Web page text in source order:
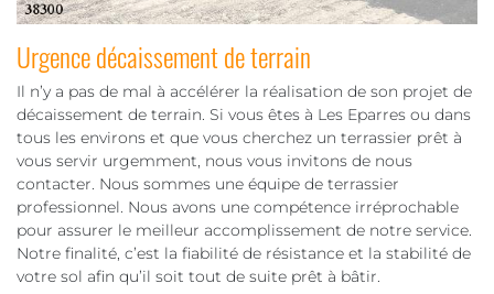
Urgence décaissement de terrain
Il n’y a pas de mal à accélérer la réalisation de son projet de
décaissement de terrain. Si vous êtes à Les Eparres ou dans
tous les environs et que vous cherchez un terrassier prêt à
vous servir urgemment, nous vous invitons de nous
contacter. Nous sommes une équipe de terrassier
professionnel. Nous avons une compétence irréprochable
pour assurer le meilleur accomplissement de notre service.
Notre finalité, c’est la fiabilité de résistance et la stabilité de
votre sol afin qu’il soit tout de suite prêt à bâtir.